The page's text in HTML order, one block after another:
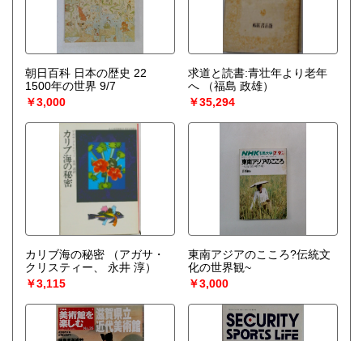
朝日百科 日本の歴史 22
1500年の世界 9/7
￥3,000
求道と読書:青壮年より老年
へ
（福島 政雄）
￥35,294
カリブ海の秘密
（アガサ・
クリスティー、 永井 淳）
￥3,115
東南アジアのこころ?伝統文
化の世界観~
￥3,000